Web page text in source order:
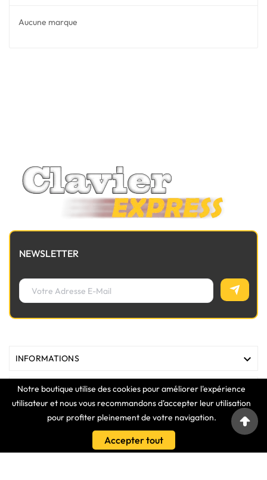
Notre boutique utilise des cookies pour améliorer l'expérience
utilisateur et nous vous recommandons d'accepter leur utilisation
pour profiter pleinement de votre navigation.
Accepter tout
Aucune marque
NEWSLETTER
INFORMATIONS 
MAGASIN 

VOTRE COMPTE 